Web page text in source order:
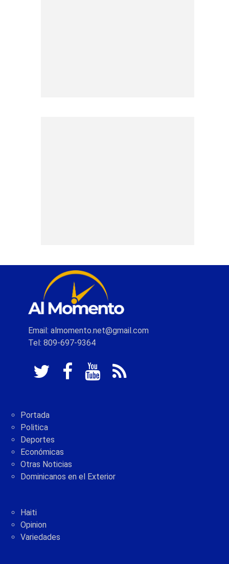
Email: almomento.net@gmail.com
Tel: 809-697-9364
Portada
Politica
Deportes
Económicas
Otras Noticias
Dominicanos en el Exterior
Haiti
Opinion
Variedades